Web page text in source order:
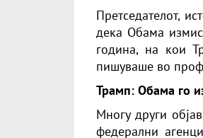
Претседателот,
дека Обама
година, на кои
пишуваше во
Трамп: Обама го
Многу други
федерални